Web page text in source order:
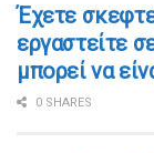
​​Έχετε
εργαστείτε
μπορεί να
0 SHARES